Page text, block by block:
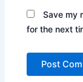
Save my
for the next